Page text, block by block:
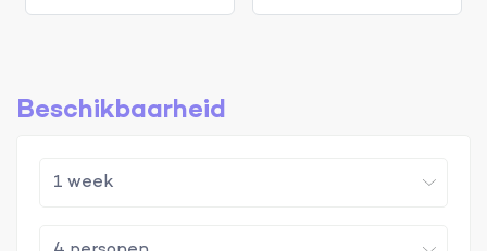
Beschikbaarheid